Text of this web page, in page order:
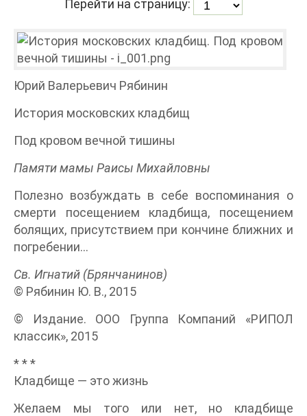
Перейти на страницу:
Юрий Валерьевич Рябинин
История московских кладбищ
Под кровом вечной тишины
Памяти мамы Раисы Михайловны
Полезно возбуждать в себе воспоминания о
смерти посещением кладбища, посещением
болящих, присутствием при кончине ближних и
погребении…
Св. Игнатий (Брянчанинов)
© Рябинин Ю. В., 2015
© Издание. ООО Группа Компаний «РИПОЛ
классик», 2015
* * *
Кладбище — это жизнь
Желаем мы того или нет, но кладбище